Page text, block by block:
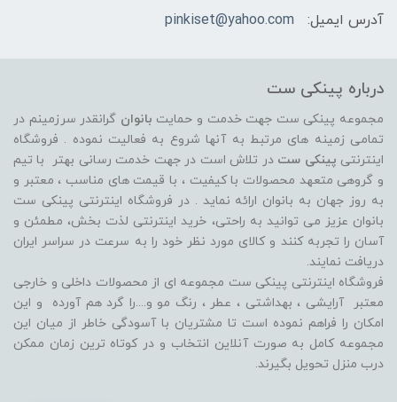
آدرس ایمیل:
pinkiset@yahoo.com
درباره پینکی ست
مجموعه پینکی ست جهت خدمت و حمایت بانوان گرانقدر سرزمینم در
تمامی زمینه های مرتبط به آنها شروع به فعالیت نموده . فروشگاه
اینترنتی پینکی ست در تلاش است در جهت خدمت رسانی بهتر با تیم
و گروهی متعهد محصولات با کیفیت ، با قیمت های مناسب ، معتبر و
به روز جهان به بانوان ارائه نماید . در فروشگاه اینترنتی پینکی ست
بانوان عزیز می توانيد به راحتی، خرید اینترنتی لذت بخش، مطمئن و
آسان را تجربه کنند و کالای مورد نظر خود را به سرعت در سراسر ایران
دریافت نمایند.
فروشگاه اینترنتی پینکی ست مجموعه ای از محصولات داخلی و خارجی
معتبر آرایشی ، بهداشتی ، عطر ، رنگ مو و....را گرد هم آورده و اين
امکان را فراهم نموده است تا مشتريان با آسودگی خاطر از ميان اين
مجموعه کامل به صورت آنلاين انتخاب و در کوتاه ترين زمان ممکن
درب منزل تحویل بگیرند.